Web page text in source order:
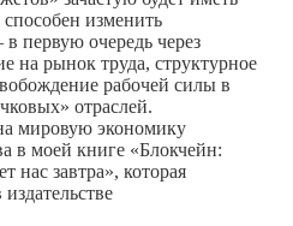
изменить
первую очередь через
на рынок труда, структурное
рабочей силы в
отраслей.
мировую экономику
в моей книге «Блокчейн:
нас завтра», которая